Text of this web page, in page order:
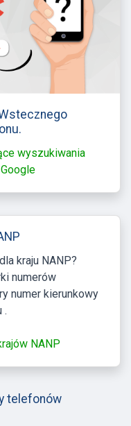
wyszukiwania
kraju NANP?
numerów
numer kierunkowy
.
NANP
telefonów